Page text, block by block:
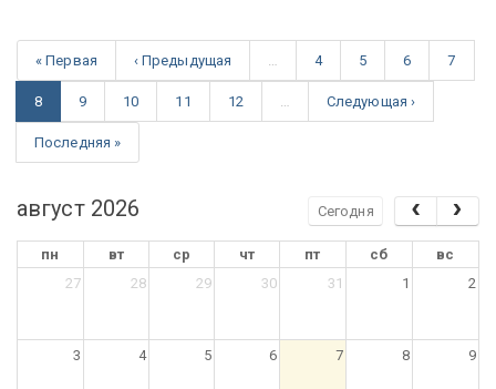
« Первая ‹ Предыдущая 4 5 6 7
8 9 10 11 12 Следующая ›
Последняя »
август 2026 Сегодня
пн вт ср чт пт сб
вс
27
28 29 30 31 1 2
3 4 5 6 7 8 9